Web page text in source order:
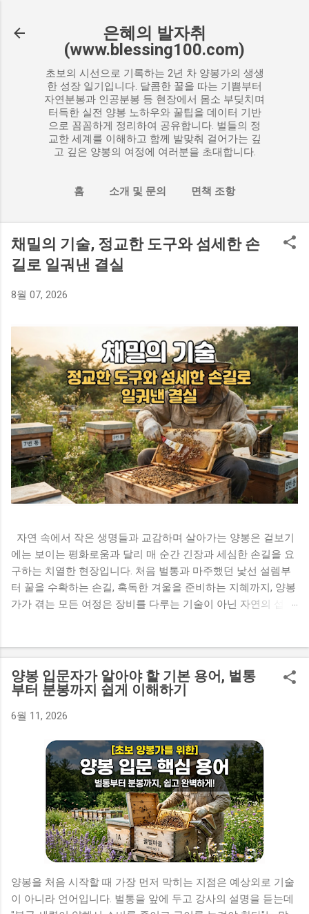
은혜의 발자취
(www.blessing100.com)
초보의 시선으로 기록하는 2년 차 양봉가의 생생
한 성장 일기입니다. 달콤한 꿀을 따는 기쁨부터
자연분봉과 인공분봉 등 현장에서 몸소 부딪치며
터득한 실전 양봉 노하우와 꿀팁을 데이터 기반
으로 꼼꼼하게 정리하여 공유합니다. 벌들의 정
교한 세계를 이해하고 함께 발맞춰 걸어가는 깊
고 깊은 양봉의 여정에 여러분을 초대합니다.
홈 소개 및 문의 면책 조항
더보기… 개인정보 처리 방침
채밀의 기술, 정교한 도구와 섬세한 손
길로 일궈낸 결실
8월 07, 2026
자연 속에서 작은 생명들과 교감하며 살아가는 양봉은 겉보기
에는 보이는 평화로움과 달리 매 순간 긴장과 세심한 손길을 요
구하는 치열한 현장입니다. 처음 벌통과 마주했던 낯선 설렘부
터 꿀을 수확하는 손길, 혹독한 겨울을 준비하는 지혜까지, 양봉
가가 겪는 모든 여정은 장비를 다루는 기술이 아닌 자연의 섭리
로폼 벌통을 쓸지 내구성 좋은 나무 벌통을 쓸지 고민하는 것부
터 시작해, 여름철 고온과 겨울철 단열까지 따져야 할 게 한두
고 습한 날씨에 시야가 답답하거나 방충망 처리가 부실해 벌이
현장에 들어가면 불이 쉽게 꺼져서 애를 먹습니다. 겉절이 타듯
타오르는 매캐한 불꽃은 벌들을 자극해 오히려 공격적으로 만
들 뿐입니다. 천연 소나무 잎이나 골판지를 차곡차곡 다져 넣고,
하얗고 은은한 저온의 연기가 오랫동안 피어오르도록 세팅하는
요령을 터득하는 데도 시간이 걸렸습니다. 첫 작업 날, 벌통 뚜
껑을 열 때 '쿵' 하는 진동이나 미숙한 손동작 때문에 벌들이 경
계 태세에 돌입했고, 첫 소비를 꺼내다 수평을 맞추지 못해 벌들
리만 기어들어 와도 작업이 마비되는 패닉을 겪으며, 장비 고르
기만큼이나 침착한 손길이 중요하다는 것을 뼈저리게 느꼈습니
양봉 입문자가 알아야 할 기본 용어, 벌통
부터 분봉까지 쉽게 이해하기
6월 11, 2026
양봉을 처음 시작할 때 가장 먼저 막히는 지점은 예상외로 기술
이 아니라 언어입니다. 벌통을 앞에 두고 강사의 설명을 듣는데